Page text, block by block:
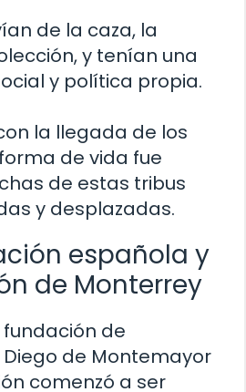
de la caza, la
y tenían una
y política propia.
la llegada de los
de vida fue
de estas tribus
y desplazadas.
española y
de Monterrey
de
de Montemayor
comenzó a ser